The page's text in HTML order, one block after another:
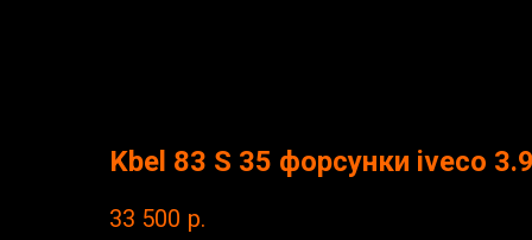
Kbel 83 S 35 форсунки iveco
33 500 р.